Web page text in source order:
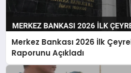
Merkez Bankası 2026 İlk
Raporunu Açıkladı